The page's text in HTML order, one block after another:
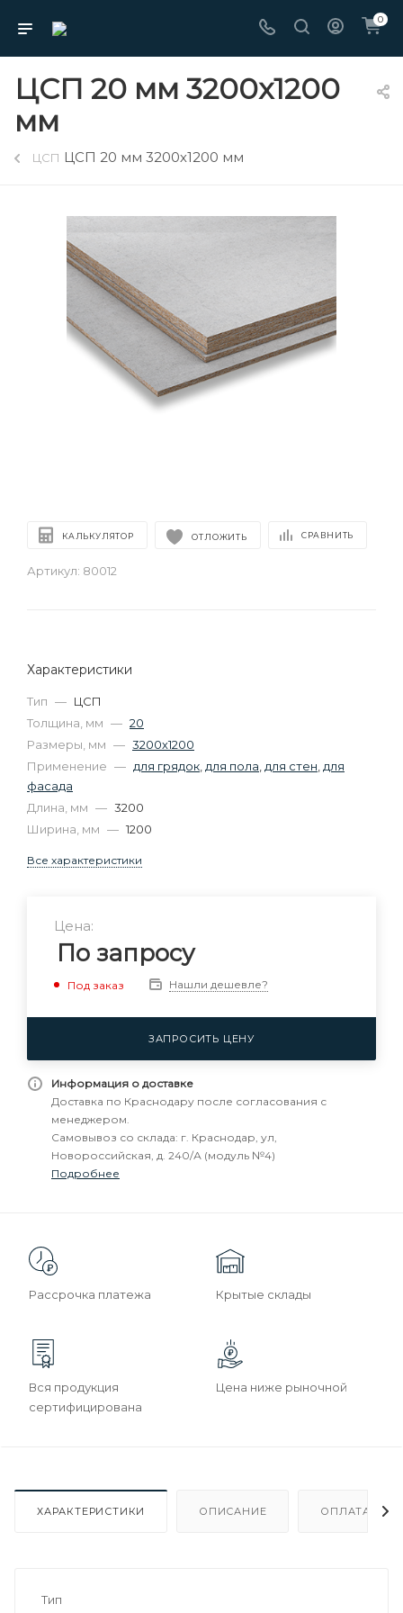
0
ЦСП 20 мм 3200х1200
мм
ЦСП ЦСП 20 мм 3200х1200 мм
КАЛЬКУЛЯТОР ОТЛОЖИТЬ СРАВНИТЬ
Артикул: 80012
Характеристики
Тип — ЦСП
Толщина, мм — 20
Размеры, мм — 3200х1200
Применение — для грядок для пола для стен для
фасада
Длина, мм — 3200
Ширина, мм — 1200
Все характеристики
Цена:
По запросу
Под заказ Нашли дешевле?
ЗАПРОСИТЬ ЦЕНУ
Информация о доставке
Доставка по Краснодару после согласования с
менеджером.
Самовывоз со склада: г. Краснодар, ул,
Новороссийская, д. 240/А (модуль №4)
Подробнее
Рассрочка платежа Крытые склады
Вся продукция
сертифицирована
Цена ниже рыночной
ХАРАКТЕРИСТИКИ ОПИСАНИЕ ОПЛАТА
Тип